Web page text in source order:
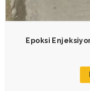
Epoksi